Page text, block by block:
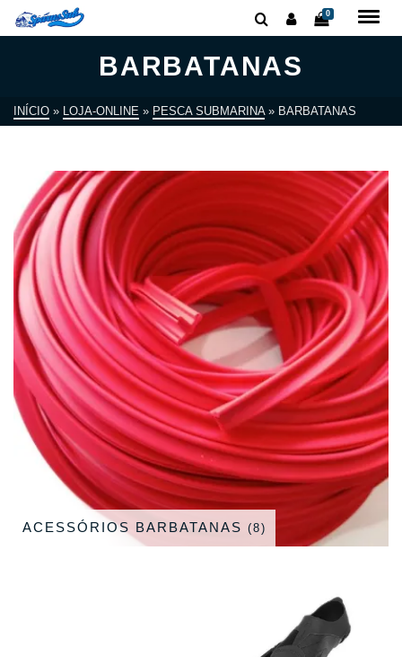
0
BARBATANAS
INÍCIO » LOJA-ONLINE » PESCA SUBMARINA » BARBATANAS
ACESSÓRIOS BARBATANAS (8)